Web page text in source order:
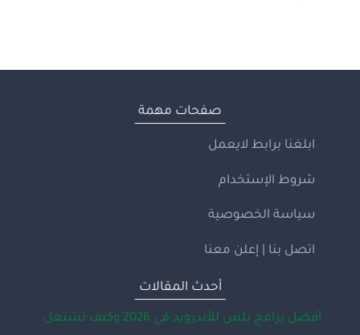
صفحات مهمة
ابلغنا برابط لايعمل
شروط الإستخدام
سياسة الخصوصية
اتصل بنا | إعلن معنا
أحدث المقالات
أفضل برامج بلس للأندرويد في 2026 وكيف تشتغل